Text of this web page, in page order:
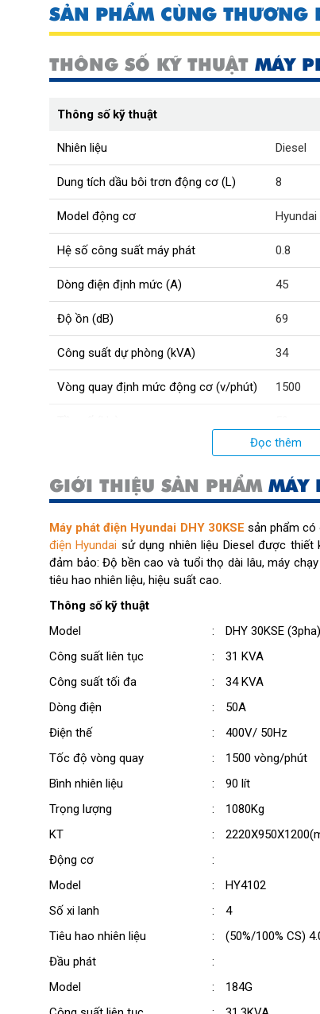
SẢN PHẨM CÙNG THƯƠNG
THÔNG SỐ KỸ THUẬT MÁY
Thông số kỹ thuật
Nhiên liệu Diesel
Dung tích dầu bôi trơn động cơ (L) 8
Model động cơ Hyundai
Hệ số công suất máy phát 0.8
Dòng điện định mức (A) 45
Độ ồn (dB) 69
Công suất dự phòng (kVA) 34
Vòng quay định mức động cơ (v/phút) 1500
380;220
Hệ thống khởi động Bằng
Tiêu hao nhiên liệu động cơ (L/h) 10.7
Dung tích bình nhiên liệu (L) 93
Trọng lượng (kg) 890
Kích thước (mm)
Thời gian hoạt động liên tục (giờ) 8.7
Công suất liên tục (kVA) 31
Đọc thêm
GIỚI THIỆU SẢN PHẨM MÁY
Máy phát điện Hyundai DHY 30KSE sản phẩm có
điện Hyundai sử dụng nhiên liệu Diesel được
đảm bảo: Độ bền cao và tuổi thọ dài lâu, máy
tiêu hao nhiên liệu, hiệu suất cao.
Thông số kỹ thuật
Model
:
DHY 30KSE (3pha)
Công suất liên tục
:
31 KVA
Công suất tối đa
:
34 KVA
Dòng điện
:
50A
Điện thế
:
400V/ 50Hz
Tốc độ vòng quay
:
1500 vòng/phút
Bình nhiên liệu
:
90 lít
Trọng lượng
:
1080Kg
KT
:
Động cơ
:
Model
:
HY4102
Số xi lanh
:
4
Tiêu hao nhiên liệu
:
(50%/100% CS)
Đầu phát
:
Model
:
184G